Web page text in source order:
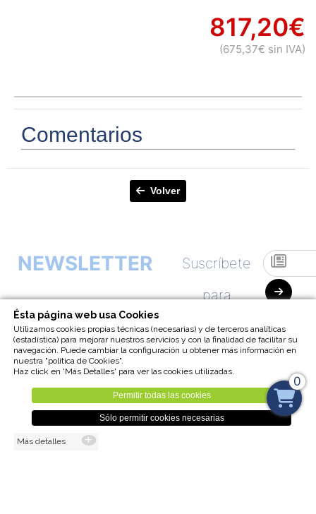
817,20€
(675,37€ sin IVA)
Comentarios
Volver
NEWSLETTER
Suscríbete
para
empezar a
recibir
nuestra
Newsletter
0
Ésta página web usa Cookies
Utilizamos cookies propias técnicas (necesarias) y de terceros analíticas
(estadística) para mejorar nuestros servicios y con la finalidad de facilitar su
navegación. Puede cambiar la configuración u obtener más información en
nuestra "política de Cookies".
Haz click en 'Más Detalles' para ver las cookies utilizadas.
Permitir todas las cookies
Sólo permitir cookies necesarias
Más detalles